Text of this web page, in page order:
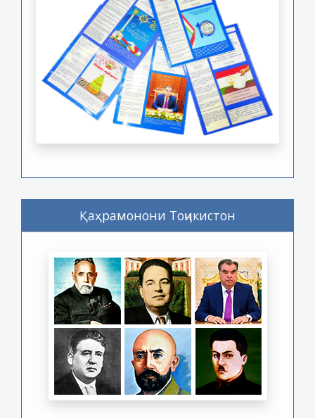
Қаҳрамонони Тоҷикистон